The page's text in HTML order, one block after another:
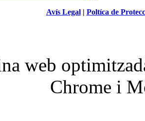
Avís Legal| Poltíca de
web
Chrome i